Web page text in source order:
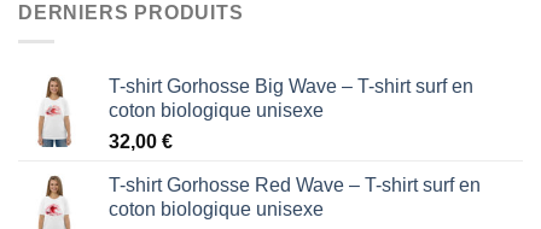
DERNIERS PRODUITS
T-shirt Gorhosse Big Wave – T-shirt surf en
coton biologique unisexe
32,00 €
T-shirt Gorhosse Red Wave – T-shirt surf en
coton biologique unisexe